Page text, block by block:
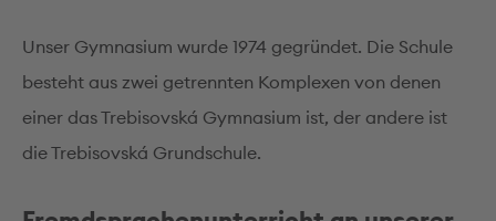
Unser Gymnasium wurde 1974 gegründet. Die Schule
besteht aus zwei getrennten Komplexen von denen
einer das Trebisovská Gymnasium ist, der andere ist
die Trebisovská Grundschule.